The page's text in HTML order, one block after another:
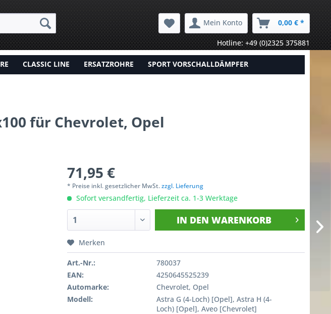
Mein Konto 0,00 € *
Hotline: +49 (0)2325 375881
CLASSIC LINE ERSATZROHRE SPORT VORSCHALLDÄMPFER
für Chevrolet, Opel
71,95 €
* Preise inkl. gesetzlicher MwSt.zzgl. Lieferung
Sofort versandfertig, Lieferzeit ca. 1-3 Werktage
IN DEN WARENKORB
Merken
Art.-Nr.:
780037
EAN:
4250645525239
Automarke:
Chevrolet, Opel
Modell:
Astra G (4-Loch) [Opel], Astra H (4-
Loch) [Opel], Aveo [Chevrolet]